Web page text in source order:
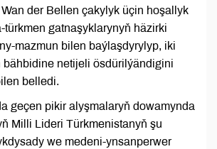
der Bellen çakylyk üçin hoşallyk
türkmen gatnaşyklarynyň häzirki
mazmun bilen baýlaşdyrylyp, iki
bähbidine netijeli ösdürilýändigini
belledi.
geçen pikir alyşmalaryň dowamynda
Milli Lideri Türkmenistanyň şu
we medeni-ynsanperwer